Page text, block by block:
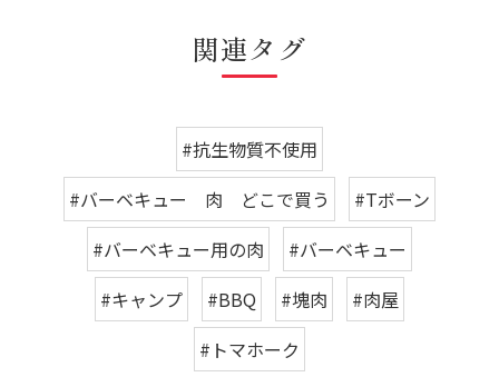
関連タグ
#抗生物質不使用
#バーベキュー 肉 どこで買う
#Tボーン
#バーベキュー用の肉
#バーベキュー
#キャンプ
#BBQ #塊肉
#肉屋
#トマホーク